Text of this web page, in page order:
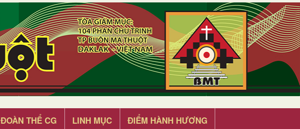
ĐOÀN THỂ CG LINH MỤC ĐIỂM HÀNH HƯƠNG